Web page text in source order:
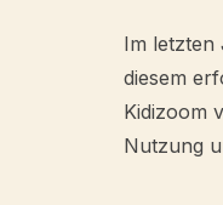
Im letzten
diesem
Kidizoom
Nutzung